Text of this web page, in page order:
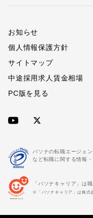
お知らせ
個人情報保護方針
サイトマップ
中途採用求人賃金相場
PC版を見る
パソナの転職エージェ
など転職に関する情報
「パソナキャリア」は
※「パソナキャリア」は株式